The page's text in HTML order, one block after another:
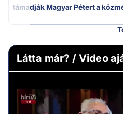
támadják Magyar Pétert a
Látta már? / Video